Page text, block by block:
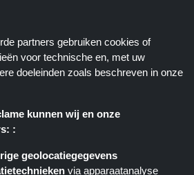
die u deals, kortingen en kortingscodes biedt;
of zijn medewerkers maken geen deel uit
u een bestelling plaatst via deze links, zij
partners gebruiken cookies of
voor technische en, met uw
doeleinden zoals beschreven in onze
kunnen wij en onze
:
geolocatiegegevens
via apparaatanalyse